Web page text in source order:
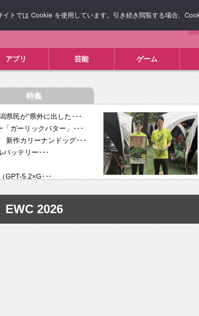
アプリ 芸能 ゲーム
特集
県民が“県外に出した･･･
ガーリックバター」･･･
作カリーナンドッグ･･･
ッテリー･･･
GPT-5.2×G･･･
･･･
、”自分が今話し･･･
いを渡す」 TE･･･
EWC 2026
トでは Cookie を使用しています。引き続き閲覧する場合、